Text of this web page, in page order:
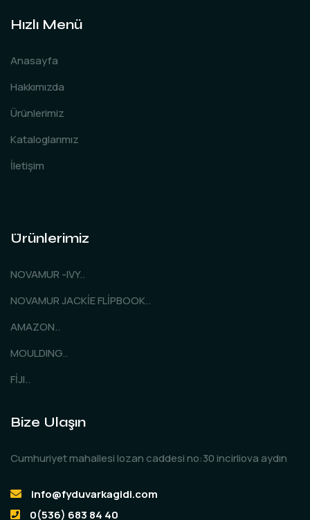
Hızlı Menü
Anasayfa
Hakkımızda
Ürünlerimiz
Kataloglarımız
İletişim
Ürünlerimiz
NOVAMUR -IVY..
NOVAMUR JACKİE FLİPBOOK..
AMAZON..
MOULDING..
FİJI..
Bize Ulaşın
Cumhuriyet mahallesi lozan caddesi no:30 incirliova aydın
info@fyduvarkagidi.com
0(536) 683 84 40